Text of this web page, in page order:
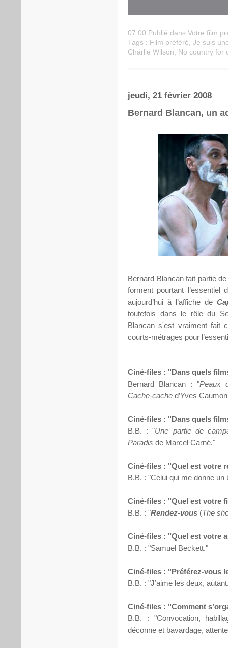
07:00 Publié dans Votre film
Tags : Film préféré Je suis
Charlie Wilson
No country for
jeudi, 21 février 2008
Bernard Blancan, un
Bernard Blancan fait partie
forment pourtant
aujourd’hui à l’affiche de
toutefois dans le rôle du
Blancan s'est vraiment fait
courts-métrages pour
Ciné-files : "Dans quels
Bernard Blancan : "Peaux
Cache-cache d’Yves
Ciné-files : "Dans quels
B.B. : "Une partie de
Paradis de Marcel Carné."
Ciné-files : "Quel est votre
B.B. : "Celui qui me donne
Ciné-files : "Quel est votre
B.B. : "Rendez-vous (The
Ciné-files : "Quel est votre
B.B. : "Samuel Beckett."
Ciné-files : "Préférez-vous
B.B. : "J’aime les deux,
Ciné-files : "Comment
B.B. : "Convocation,
déconne et bavardage,